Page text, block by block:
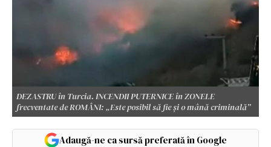
DEZASTRU în Turcia. INCENDII PUTERNICE în ZONELE
frecventate de ROMÂNI: „Este posibil să fie și o mână criminală”
Adaugă-ne ca sursă preferată în Google